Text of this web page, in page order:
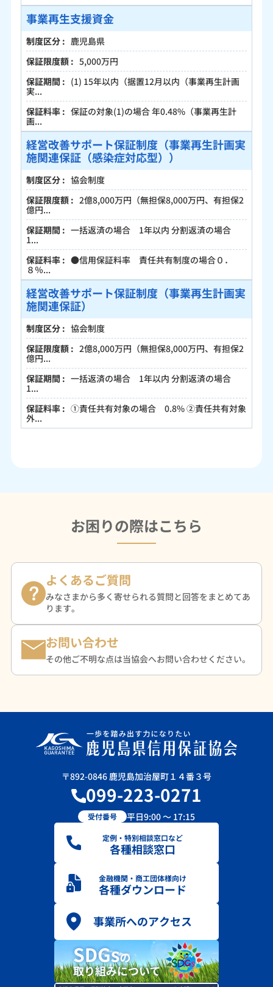
事業再生支援資金
鹿児島県
5,000万円
(1) 15年以内（据置12月以内（事業再生計画
実...
保証の対象(1)の場合 年0.48%（事業再生計
画...
経営改善サポート保証制度（事業再生計画実
施関連保証（感染症対応型））
協会制度
2億8,000万円（無担保8,000万円、有担保2
億円...
一括返済の場合 1年以内 分割返済の場合
1...
●信用保証料率 責任共有制度の場合０．
８％...
経営改善サポート保証制度（事業再生計画実
施関連保証）
協会制度
2億8,000万円（無担保8,000万円、有担保2
億円...
一括返済の場合 1年以内 分割返済の場合
1...
①責任共有対象の場合 0.8% ②責任共有対象
外...
お困りの際はこちら
よくあるご質問
みなさまから多く寄せられる質問と回答をまとめてあ
ります。
お問い合わせ
その他ご不明な点は当協会へお問い合わせください。
〒892-0846 鹿児島加治屋町１４番３号
099-223-0271
受付番号 平日9:00 ～ 17:15
定例・特別相談窓口など
各種相談窓口
金融機関・商工団体様向け
各種ダウンロード
事業所へのアクセス